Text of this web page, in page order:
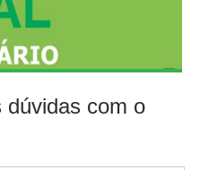
dúvidas com o